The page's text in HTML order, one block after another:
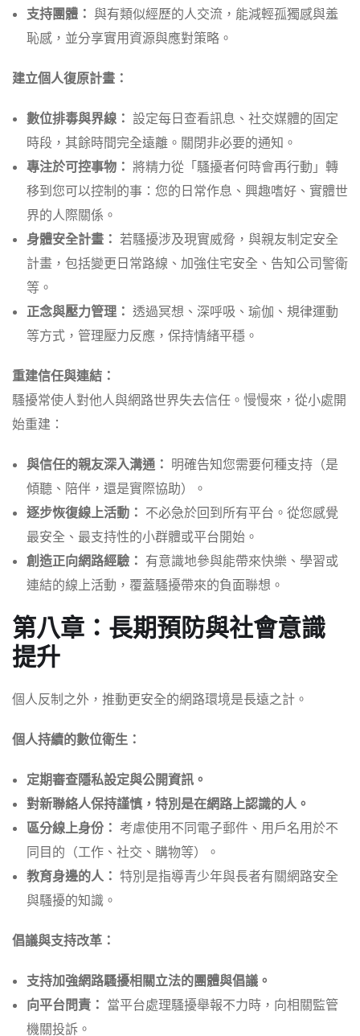
支持團體： 與有類似經歷的人交流，能減輕孤獨感與羞
恥感，並分享實用資源與應對策略。
建立個人復原計畫：
數位排毒與界線： 設定每日查看訊息、社交媒體的固定
時段，其餘時間完全遠離。關閉非必要的通知。
專注於可控事物： 將精力從「騷擾者何時會再行動」轉
移到您可以控制的事：您的日常作息、興趣嗜好、實體世
界的人際關係。
身體安全計畫： 若騷擾涉及現實威脅，與親友制定安全
計畫，包括變更日常路線、加強住宅安全、告知公司警衛
等。
正念與壓力管理： 透過冥想、深呼吸、瑜伽、規律運動
等方式，管理壓力反應，保持情緒平穩。
重建信任與連結：
騷擾常使人對他人與網路世界失去信任。慢慢來，從小處開
始重建：
與信任的親友深入溝通： 明確告知您需要何種支持（是
傾聽、陪伴，還是實際協助）。
逐步恢復線上活動： 不必急於回到所有平台。從您感覺
最安全、最支持性的小群體或平台開始。
創造正向網路經驗： 有意識地參與能帶來快樂、學習或
連結的線上活動，覆蓋騷擾帶來的負面聯想。
第八章：長期預防與社會意識
提升
個人反制之外，推動更安全的網路環境是長遠之計。
個人持續的數位衛生：
定期審查隱私設定與公開資訊。
對新聯絡人保持謹慎，特別是在網路上認識的人。
區分線上身份： 考慮使用不同電子郵件、用戶名用於不
同目的（工作、社交、購物等）。
教育身邊的人： 特別是指導青少年與長者有關網路安全
與騷擾的知識。
倡議與支持改革：
支持加強網路騷擾相關立法的團體與倡議。
向平台問責： 當平台處理騷擾舉報不力時，向相關監管
機關投訴。